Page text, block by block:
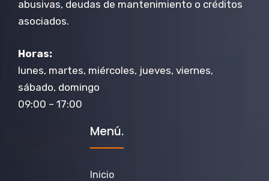
abusivas, deudas de mantenimiento o créditos
asociados.
Horas:
lunes, martes, miércoles, jueves, viernes,
sábado, domingo
09:00 – 17:00
Menú.
Inicio